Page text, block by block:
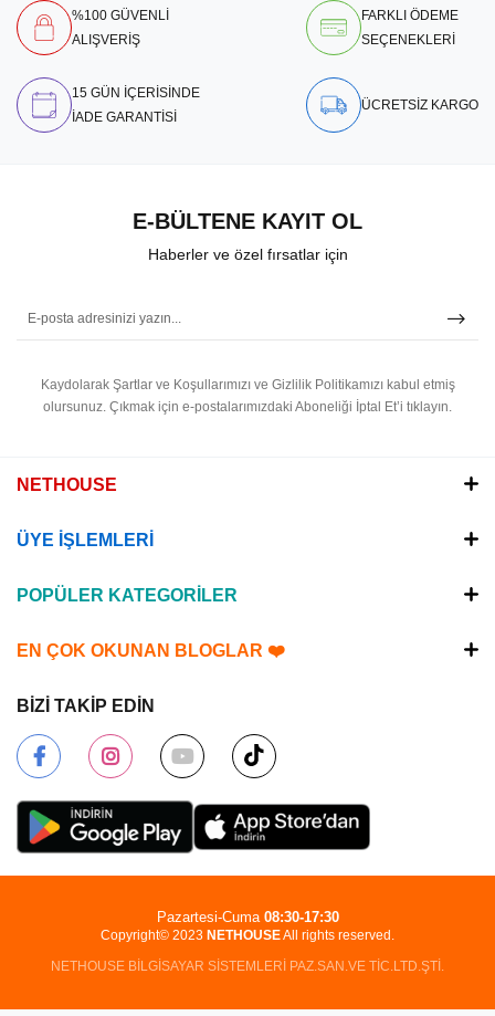
%100 GÜVENLİ
ALIŞVERİŞ
FARKLI ÖDEME
SEÇENEKLERİ
15 GÜN İÇERİSİNDE
İADE GARANTİSİ
ÜCRETSİZ KARGO
E-BÜLTENE KAYIT OL
Haberler ve özel fırsatlar için
Kaydolarak Şartlar ve Koşullarımızı ve Gizlilik Politikamızı kabul etmiş
olursunuz. Çıkmak için e-postalarımızdaki Aboneliği İptal Et’i tıklayın.
NETHOUSE
ÜYE İŞLEMLERİ
POPÜLER KATEGORİLER
EN ÇOK OKUNAN BLOGLAR ❤️
BİZİ TAKİP EDİN
Copyright© 2023 NETHOUSEAll rights reserved.
NETHOUSE BİLGİSAYAR SİSTEMLERİ PAZ.SAN.VE TİC.LTD.ŞTİ.
Pazartesi-Cuma 08:30-17:30